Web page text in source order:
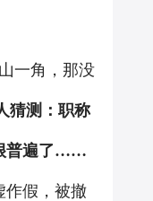
一角，那没
猜测：职称
普遍了……
作假，被撤